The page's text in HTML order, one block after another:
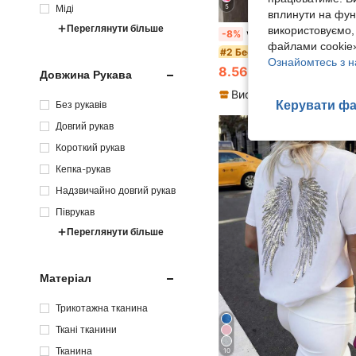
Міді
Переглянути більше
Довжина Рукава
Без рукавів
Довгий рукав
Короткий рукав
Кепка-рукав
Надзвичайно довгий рукав
Піврукав
Переглянути більше
Матеріал
Трикотажна тканина
Ткані тканини
Тканина
5
-8% wohenmeili Жіноче роздільне бікіні з кольоровими блоками, зав'язками на шиї та високою талією, контрастний
#2 Бестселер
8.56€
10
вплинути на
файлами
Ознайомтесь з
Керувати